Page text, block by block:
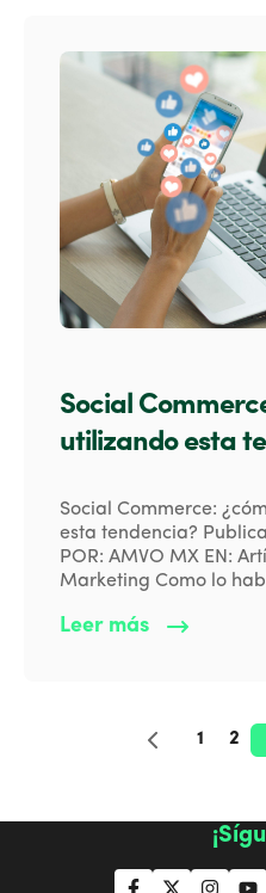
Social
utilizando esta
Social Commerce:
esta tendencia?
POR: AMVO MX EN:
Marketing Como lo
Leer más
1 2